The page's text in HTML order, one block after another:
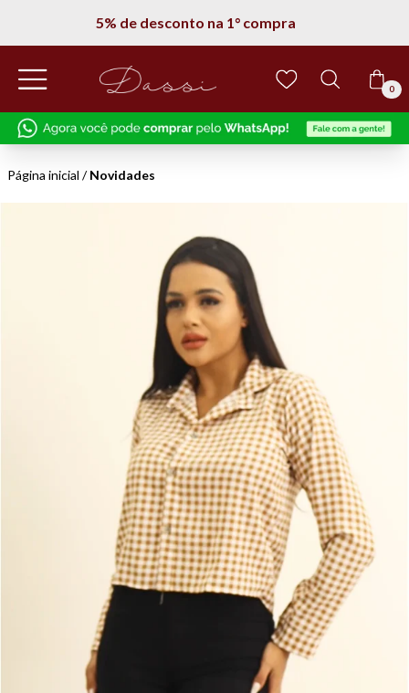
5% de desconto na 1° compra
0
Página inicial /Novidades